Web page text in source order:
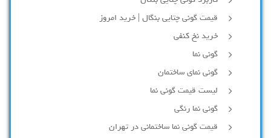
قیمت گونی چتایی بنگال | خرید امروز
خرید نخ کنفی
گونی نما
گونی نمای ساختمان
لیست قیمت گونی نما
گونی نما رنگی
قیمت گونی نما ساختمانی در تهران